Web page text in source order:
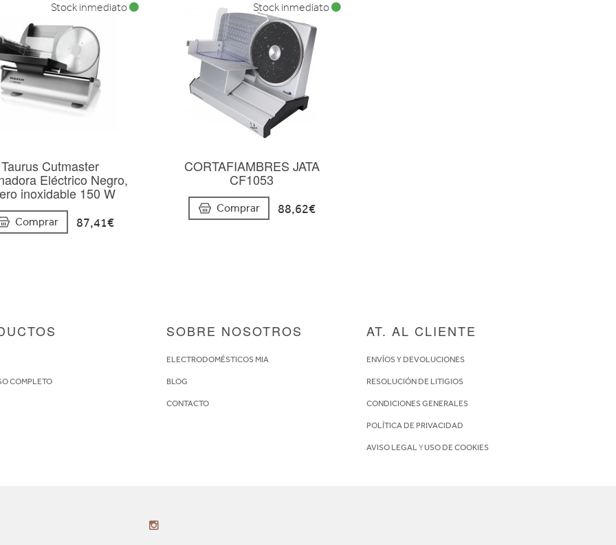
Taurus Cutmaster
Eléctrico Negro,
inoxidable 150 W
Comprar 87,41€
Stock inmediato
CORTAFIAMBRES JATA
CF1053
Comprar 88,62€
Stock inmediato
COMPLETO
SOBRE NOSOTROS
ELECTRODOMÉSTICOS MIA
BLOG
CONTACTO
AT. AL CLIENTE
ENVÍOS Y DEVOLUCIONES
RESOLUCIÓN DE LITIGIOS
CONDICIONES GENERALES
POLÍTICA DE PRIVACIDAD
AVISO LEGALYUSO DE COOKIES